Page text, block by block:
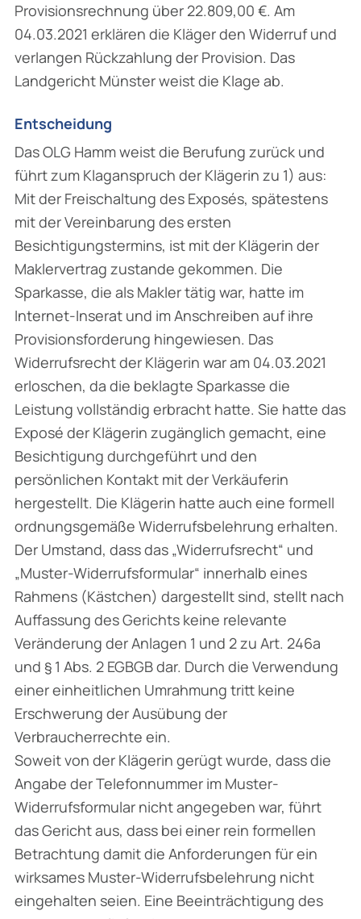
Provisionsrechnung über 22.809,00 €. Am
04.03.2021 erklären die Kläger den Widerruf und
verlangen Rückzahlung der Provision. Das
Landgericht Münster weist die Klage ab.
Entscheidung
Das OLG Hamm weist die Berufung zurück und
führt zum Klaganspruch der Klägerin zu 1) aus:
Mit der Freischaltung des Exposés, spätestens
mit der Vereinbarung des ersten
Besichtigungstermins, ist mit der Klägerin der
Maklervertrag zustande gekommen. Die
Sparkasse, die als Makler tätig war, hatte im
Internet-Inserat und im Anschreiben auf ihre
Provisionsforderung hingewiesen. Das
Widerrufsrecht der Klägerin war am 04.03.2021
erloschen, da die beklagte Sparkasse die
Leistung vollständig erbracht hatte. Sie hatte das
Exposé der Klägerin zugänglich gemacht, eine
Besichtigung durchgeführt und den
persönlichen Kontakt mit der Verkäuferin
hergestellt. Die Klägerin hatte auch eine formell
ordnungsgemäße Widerrufsbelehrung erhalten.
Der Umstand, dass das „Widerrufsrecht“ und
„Muster-Widerrufsformular“ innerhalb eines
Rahmens (Kästchen) dargestellt sind, stellt nach
Auffassung des Gerichts keine relevante
Veränderung der Anlagen 1 und 2 zu Art. 246a
und § 1 Abs. 2 EGBGB dar. Durch die Verwendung
einer einheitlichen Umrahmung tritt keine
Erschwerung der Ausübung der
Verbraucherrechte ein.
Soweit von der Klägerin gerügt wurde, dass die
Angabe der Telefonnummer im Muster-
Widerrufsformular nicht angegeben war, führt
das Gericht aus, dass bei einer rein formellen
Betrachtung damit die Anforderungen für ein
wirksames Muster-Widerrufsbelehrung nicht
eingehalten seien. Eine Beeinträchtigung des